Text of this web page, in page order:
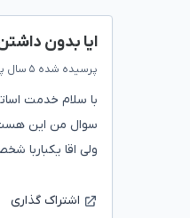
ایا بدون
پرسیده شده ۵ سال پیش
با سلام خدمت
سوال من این هست
ولی اقا یکباربا
اشتراک گذاری